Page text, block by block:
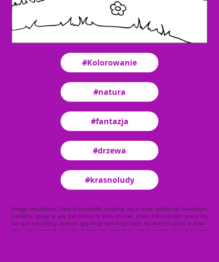
#Kolorowanie
#natura
#fantazja
#drzewa
#krasnoludy
Image description: Dwaj krasnoludki znajdują się w lesie, siedzą na trawiastym
kawałku, grając w grę planszową na pniu drzewa. Jeden krasnoludek opiera się
na ręce zamyślony, podczas gdy drugi wykonuje ruch. Są otoczeni przez drzewa i
kilka rozrzuconych kwiatów. Scena jest spokojna i umiejscowiona w naturalnym